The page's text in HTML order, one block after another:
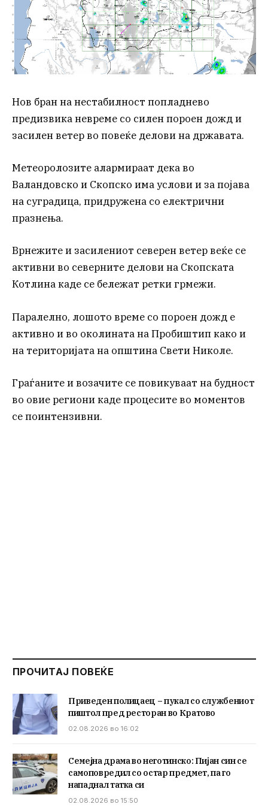
Нов бран на нестабилност попладнево
предизвика невреме со силен пороен дожд и
засилен ветер во повеќе делови на државата.
Метеоролозите алармираат дека во
Валандовско и Скопско има услови и за појава
на суградица, придружена со електрични
празнења.
Врнежите и засилениот северен ветер веќе се
активни во северните делови на Скопската
Котлина каде се бележат ретки грмежи.
Паралелно, лошото време со пороен дожд е
активно и во околината на Пробиштип како и
на територијата на општина Свети Николе.
Граѓаните и возачите се повикуваат на будност
во овие региони каде процесите во моментов
се поинтензивни.
ПРОЧИТАЈ ПОВЕЌЕ
Приведен полицаец – пукал со службениот
пиштол пред ресторан во Кратово
02.08.2026 во 16:02
Семејна драма во неготинско: Пијан син се
самоповредил со остар предмет, па го
нападнал татка си
02.08.2026 во 15:50